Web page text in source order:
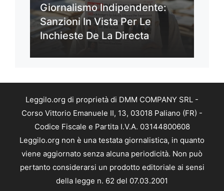
Giornalismo Indipendente:
Sanzioni In Vista Per Le
Inchieste De La Directa
Leggilo.org di proprietà di DMM COMPANY SRL -
Corso Vittorio Emanuele II, 13, 03018 Paliano (FR) -
Codice Fiscale e Partita I.V.A. 03144800608
Leggilo.org non è una testata giornalistica, in quanto
viene aggiornato senza alcuna periodicità. Non può
pertanto considerarsi un prodotto editoriale ai sensi
della legge n. 62 del 07.03.2001